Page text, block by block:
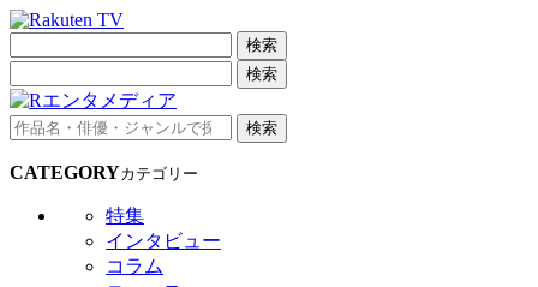
検索
検索
検索
CATEGORYカテゴリー
特集
インタビュー
コラム